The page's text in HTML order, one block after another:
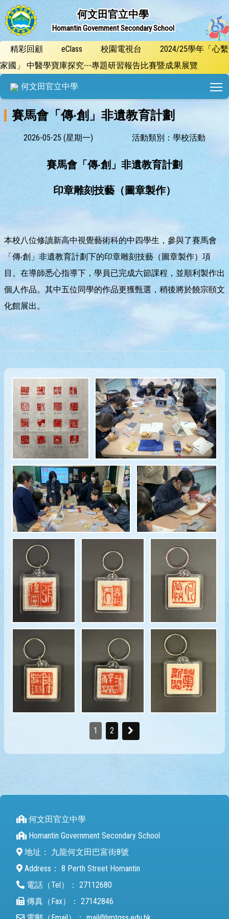
何文田官立中學
Homantin Government Secondary School
精彩回顧 eClass 校園電視台
2024/25學年「心繫
家國」 中醫學寶庫探究---專題研習報告比賽暨成果展覽
何文田官立中學
賽馬會「傳‧創」非遺教育計劃
2026-05-25 (星期一) 活動類別：學校活動
賽馬會「傳‧創」非遺教育計劃
印章雕刻技藝（圖章製作）
本校八位修讀新高中視覺藝術科的中四學生，參與了賽馬會
「傳‧創」非遺教育計劃下的印章雕刻技藝（圖章製作）項
目。在導師悉心指導下，學員已完成六節課程，並順利製作出
個人作品。其中五位同學的作品更獲甄選，稍後將於饒宗頤文
化館展出。
1 2
何文田官立中學
Homantin Government Secondary School
地址：
九龍何文田巴富街8號
Address： 8 Perth Street Homantin
電話（Tel）： 27112680
傳真（Fax）： 27142846